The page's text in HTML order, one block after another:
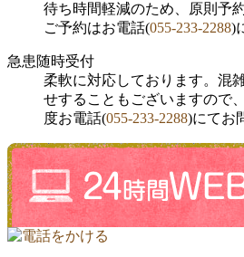
待ち時間軽減のため、原則予
ご予約はお電話(055-233-2288)
急患随時受付
柔軟に対応しております。混
せすることもございますので
度お電話(055-233-2288)にてお